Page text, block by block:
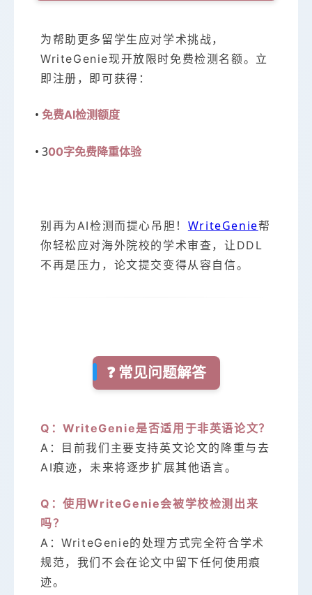
为帮助更多留学生应对学术挑战，
WriteGenie现开放限时免费检测名额。立
即注册，即可获得：
• 免费AI检测额度
• 300字免费降重体验
别再为AI检测而提心吊胆！ WriteGenie帮
你轻松应对海外院校的学术审查，让DDL
不再是压力，论文提交变得从容自信。
❓ 常见问题解答
Q：WriteGenie是否适用于非英语论文？
A：目前我们主要支持英文论文的降重与去
AI痕迹，未来将逐步扩展其他语言。
Q：使用WriteGenie会被学校检测出来
吗？
A：WriteGenie的处理方式完全符合学术
规范，我们不会在论文中留下任何使用痕
迹。